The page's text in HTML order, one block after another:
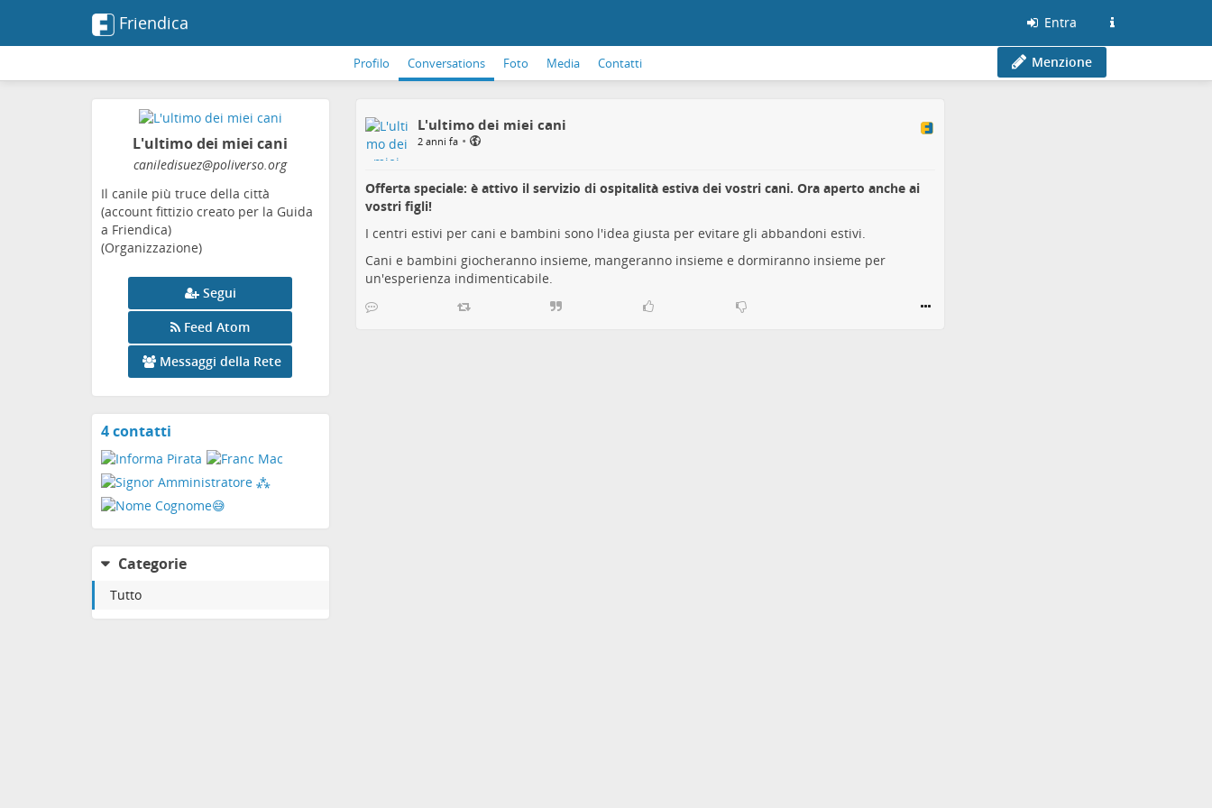
Friendica Entra
Profilo Conversations Foto Media Contatti Menzione
L'ultimo dei miei cani
caniledisuez@poliverso.org
Il canile più truce della città
(account fittizio creato per la Guida
a Friendica)
(Organizzazione)
Segui
Feed Atom
Messaggi della Rete
4 contatti
contatti
Categorie
Tutto
L'ultimo dei miei cani
2 anni fa •
Offerta speciale: è attivo il servizio di ospitalità estiva dei vostri cani. Ora aperto anche ai
vostri figli!
I centri estivi per cani e bambini sono l'idea giusta per evitare gli abbandoni estivi.
Cani e bambini giocheranno insieme, mangeranno insieme e dormiranno insieme per
un'esperienza indimenticabile.